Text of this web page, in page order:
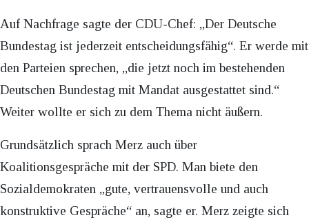
Auf Nachfrage sagte der CDU-Chef: „Der Deutsche
Bundestag ist jederzeit entscheidungsfähig“. Er werde mit
den Parteien sprechen, „die jetzt noch im bestehenden
Deutschen Bundestag mit Mandat ausgestattet sind.“
Weiter wollte er sich zu dem Thema nicht äußern.
Grundsätzlich sprach Merz auch über
Koalitionsgespräche mit der SPD. Man biete den
Sozialdemokraten „gute, vertrauensvolle und auch
konstruktive Gespräche“ an, sagte er. Merz zeigte sich